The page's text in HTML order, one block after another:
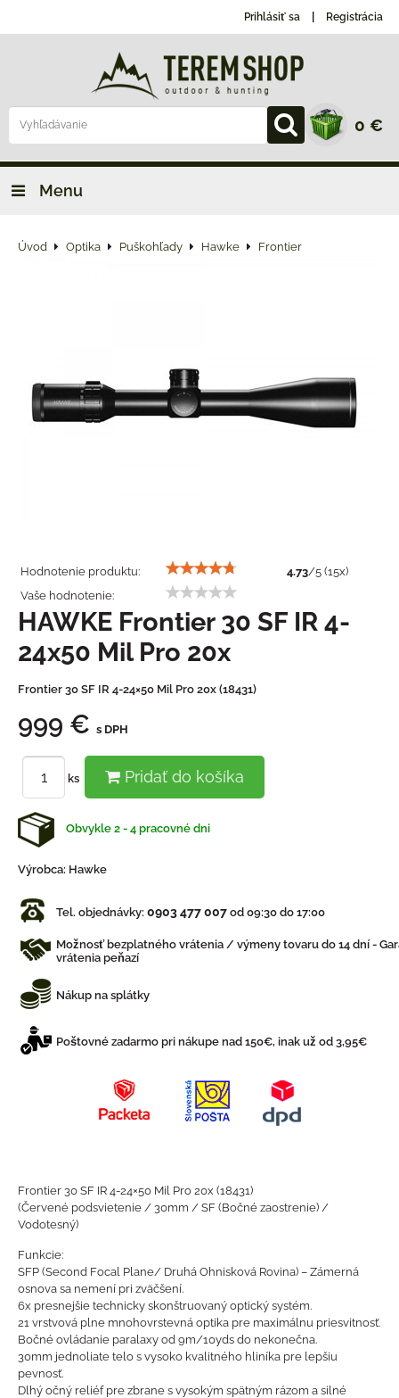
Prihlásiť sa Registrácia
0 €
Menu
Úvod Optika Puškohľady Hawke Frontier
Hodnotenie produktu: 4.73/5 (15x)
Vaše hodnotenie:
HAWKE Frontier 30 SF IR 4-
24x50 Mil Pro 20x
Frontier 30 SF IR 4-24×50 Mil Pro 20x (18431)
999 € s DPH
ks Pridať do košíka
Obvykle 2 - 4 pracovné dni
Výrobca: Hawke
Tel. objednávky: 0903 477 007 od 09:30 do 17:00
Možnosť bezplatného vrátenia / výmeny tovaru do 14 dní -
vrátenia peňazí
Nákup na splátky
Poštovné zadarmo pri nákupe nad 150€, inak už od 3,95€
Frontier 30 SF IR 4-24×50 Mil Pro 20x (18431)
(Červené podsvietenie / 30mm / SF (Bočné zaostrenie) /
Vodotesný)
Funkcie:
SFP (Second Focal Plane/ Druhá Ohnisková Rovina) – Zámerná
osnova sa nemení pri zväčšení.
6x presnejšie technicky skonštruovaný optický systém.
21 vrstvová plne mnohovrstevná optika pre maximálnu priesvitnosť.
Bočné ovládanie paralaxy od 9m/10yds do nekonečna.
30mm jednoliate telo s vysoko kvalitného hliníka pre lepšiu
pevnosť.
Dlhý očný reliéf pre zbrane s vysokým spätným rázom a silné